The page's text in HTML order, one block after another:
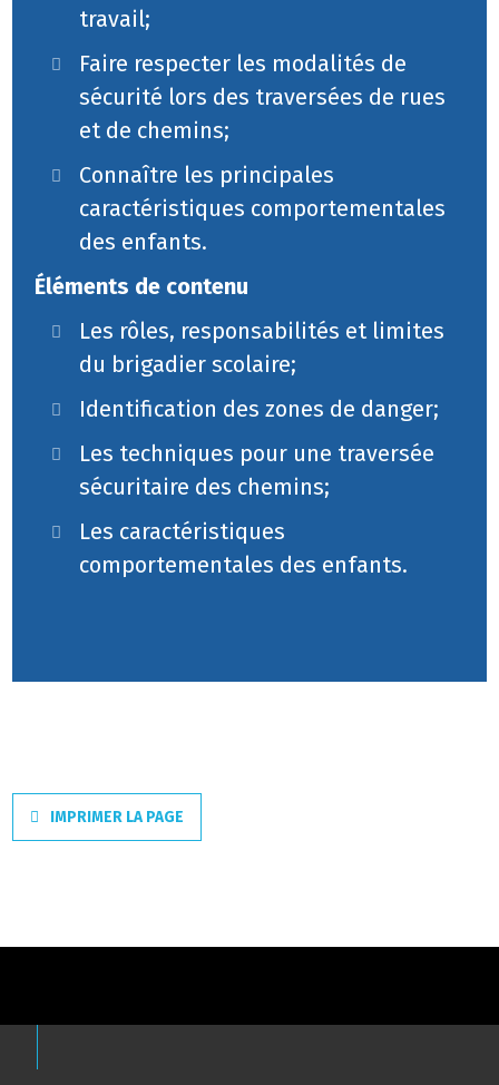
travail;
Faire respecter les modalités de
sécurité lors des traversées de rues
et de chemins;
Connaître les principales
caractéristiques comportementales
des enfants.
Éléments de contenu
Les rôles, responsabilités et limites
du brigadier scolaire;
Identification des zones de danger;
Les techniques pour une traversée
sécuritaire des chemins;
Les caractéristiques
comportementales des enfants.
IMPRIMER LA PAGE